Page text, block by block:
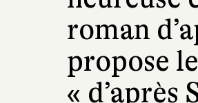
roman
propose
« d’après